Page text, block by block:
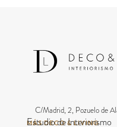
C/Madrid, 2, Pozuelo de
MÁS DECO & LIVING
Estudio de Interiorismo